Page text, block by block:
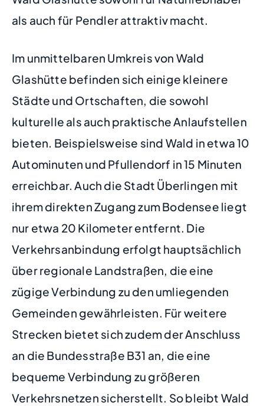
als auch für Pendler attraktiv macht.
Im unmittelbaren Umkreis von Wald
Glashütte befinden sich einige kleinere
Städte und Ortschaften, die sowohl
kulturelle als auch praktische Anlaufstellen
bieten. Beispielsweise sind Wald in etwa 10
Autominuten und Pfullendorf in 15 Minuten
erreichbar. Auch die Stadt Überlingen mit
ihrem direkten Zugang zum Bodensee liegt
nur etwa 20 Kilometer entfernt. Die
Verkehrsanbindung erfolgt hauptsächlich
über regionale Landstraßen, die eine
zügige Verbindung zu den umliegenden
Gemeinden gewährleisten. Für weitere
Strecken bietet sich zudem der Anschluss
an die Bundesstraße B31 an, die eine
bequeme Verbindung zu größeren
Verkehrsnetzen sicherstellt. So bleibt Wald